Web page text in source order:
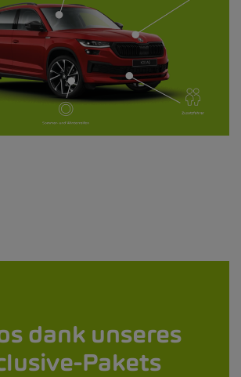
dank unseres
Pakets